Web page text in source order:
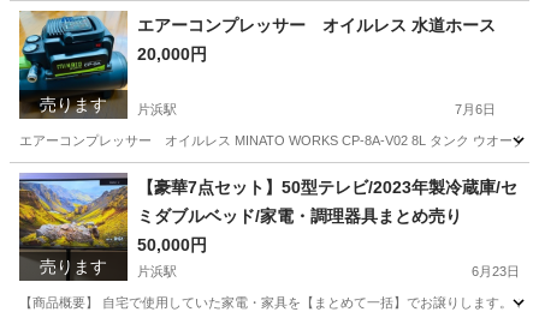
静岡 沼津市 アクセサリー センター
売ります
エアーコンプレッサー オイルレス 水道ホース
20,000円
片浜駅 7月6日
エアーコンプレッサー オイルレス MINATO WORKS CP-8A-V02 8L タンク ウオータ
静岡 沼津市 片浜駅 アクセサリー
売ります
【豪華7点セット】50型テレビ/2023年製冷蔵庫/セ
ミダブルベッド/家電・調理器具まとめ売り
50,000円
片浜駅 6月23日
【商品概要】 自宅で使用していた家電・家具を【まとめて一括】でお譲りします。